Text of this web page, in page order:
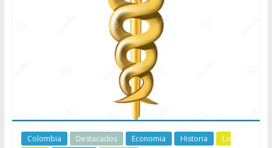
Colombia Destacados Economia Historia
Lo